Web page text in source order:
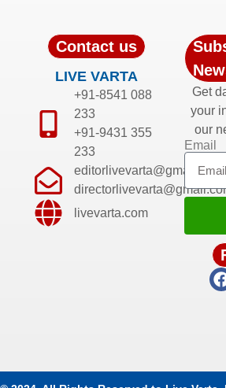
Contact us
LIVE VARTA
+91-8541 088
233
+91-9431 355
233
editorlivevarta@gmail.com
livevarta.com
Get
your
our
Email